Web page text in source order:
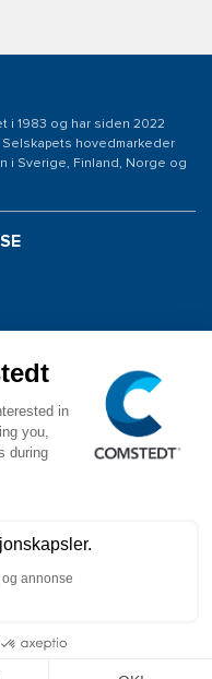
i 1983 og har siden 2022
hovedmarkeder
i Sverige, Finland, Norge og